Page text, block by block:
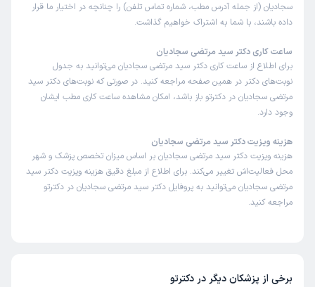
سجادیان (از جمله آدرس مطب، شماره تماس تلفن) را چنانچه در اختیار ما قرار
داده باشند، با شما به اشتراک خواهیم گذاشت.
ساعت کاری دکتر سید مرتضی سجادیان
برای اطلاع از ساعت کاری دکتر سید مرتضی سجادیان می‌توانید به جدول
نوبت‌های دکتر در همین صفحه مراجعه کنید. در صورتی که نوبت‌های دکتر سید
مرتضی سجادیان در دکترتو باز باشد، امکان مشاهده ساعت کاری مطب ایشان
وجود دارد.
هزینه ویزیت دکتر سید مرتضی سجادیان
هزینه ویزیت دکتر سید مرتضی سجادیان بر اساس میزان تخصص پزشک و شهر
محل فعالیت‌اش تغییر می‌کند. برای اطلاع از مبلغ دقیق هزینه ویزیت دکتر سید
مرتضی سجادیان می‌توانید به پروفایل دکتر سید مرتضی سجادیان در دکترتو
مراجعه کنید.
برخی از پزشکان دیگر در دکترتو